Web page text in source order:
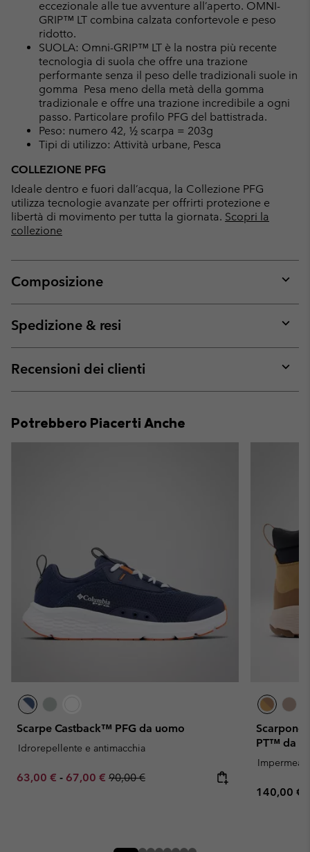
eccezionale alle tue avventure all’aperto. OMNI-
GRIP™ LT combina calzata confortevole e peso
ridotto.
SUOLA: Omni-GRIP™ LT è la nostra più recente
tecnologia di suola che offre una trazione
performante senza il peso delle tradizionali suole in
gomma Pesa meno della metà della gomma
tradizionale e offre una trazione incredibile a ogni
passo. Particolare profilo PFG del battistrada.
Peso: numero 42, ½ scarpa = 203g
Tipi di utilizzo: Attività urbane, Pesca
COLLEZIONE PFG
Ideale dentro e fuori dall’acqua, la Collezione PFG
utilizza tecnologie avanzate per offrirti protezione e
libertà di movimento per tutta la giornata. Scopri la
collezione
Composizione
or
Spedizione & resi
or
Recensioni dei clienti
or
Potrebbero Piacerti Anche
Scarpe Castback™ PFG da uomo
Idrorepellente e antimacchia
Minimum sale price:
63,00 € - Maximum sale price:
67,00 € Regular price:
90,00 €
PT™ da
Regular
140,00 €